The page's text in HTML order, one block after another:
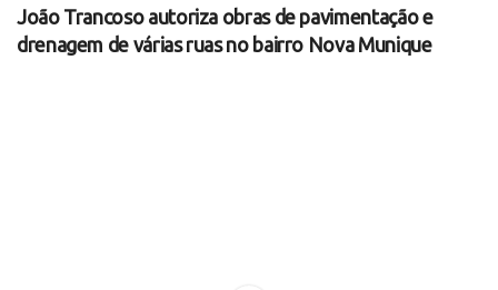
João Trancoso autoriza obras de pavimentação e
drenagem de várias ruas no bairro Nova Munique